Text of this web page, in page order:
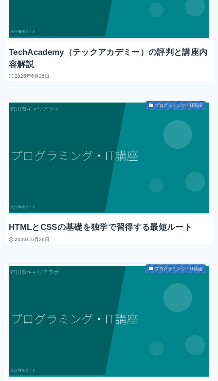
TechAcademy（テックアカデミー）の評判と講座内
容解説
2026年6月26日
プログラミング・IT講座
HTMLとCSSの基礎を独学で習得する最短ルート
2026年6月26日
プログラミング・IT講座